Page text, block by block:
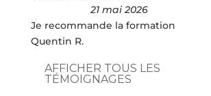
21 mai 2026
Je recommande la formation
Quentin R.
AFFICHER TOUS LES
TÉMOIGNAGES